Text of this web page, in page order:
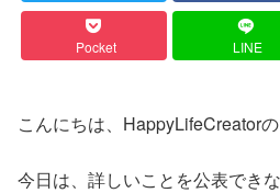
Pocket LINE
こんにちは、HappyLifeCreatorの
今日は、詳しいことを公表でき